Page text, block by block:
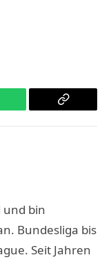
Copy
und bin
Bundesliga bis
Seit Jahren